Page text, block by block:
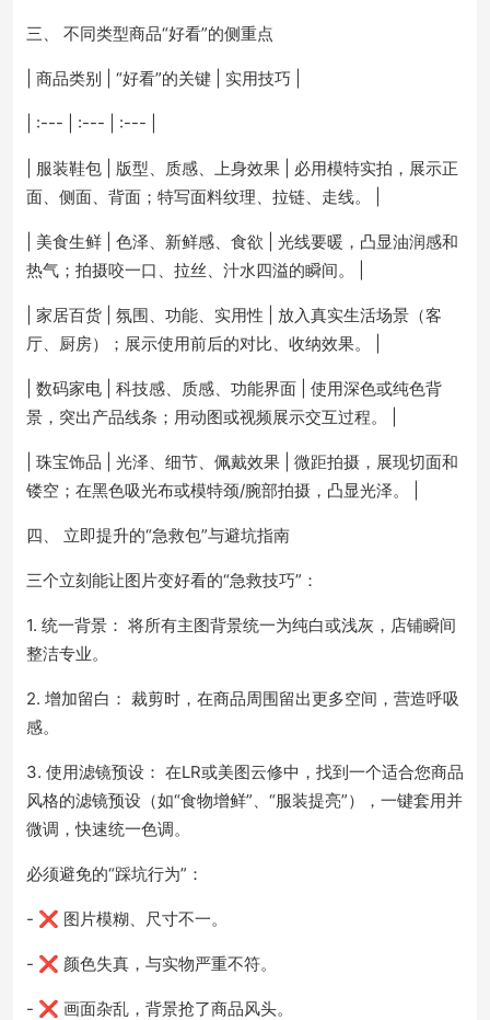
三、 不同类型商品“好看”的侧重点
| 商品类别 | “好看”的关键 | 实用技巧 |
| :--- | :--- | :--- |
| 服装鞋包 | 版型、质感、上身效果 | 必用模特实拍，展示正
面、侧面、背面；特写面料纹理、拉链、走线。 |
| 美食生鲜 | 色泽、新鲜感、食欲 | 光线要暖，凸显油润感和
热气；拍摄咬一口、拉丝、汁水四溢的瞬间。 |
| 家居百货 | 氛围、功能、实用性 | 放入真实生活场景（客
厅、厨房）；展示使用前后的对比、收纳效果。 |
| 数码家电 | 科技感、质感、功能界面 | 使用深色或纯色背
景，突出产品线条；用动图或视频展示交互过程。 |
| 珠宝饰品 | 光泽、细节、佩戴效果 | 微距拍摄，展现切面和
镂空；在黑色吸光布或模特颈/腕部拍摄，凸显光泽。 |
四、 立即提升的“急救包”与避坑指南
三个立刻能让图片变好看的“急救技巧”：
1. 统一背景： 将所有主图背景统一为纯白或浅灰，店铺瞬间
整洁专业。
2. 增加留白： 裁剪时，在商品周围留出更多空间，营造呼吸
感。
3. 使用滤镜预设： 在LR或美图云修中，找到一个适合您商品
风格的滤镜预设（如“食物增鲜”、“服装提亮”），一键套用并
微调，快速统一色调。
必须避免的“踩坑行为”：
- ❌ 图片模糊、尺寸不一。
- ❌ 颜色失真，与实物严重不符。
- ❌ 画面杂乱，背景抢了商品风头。